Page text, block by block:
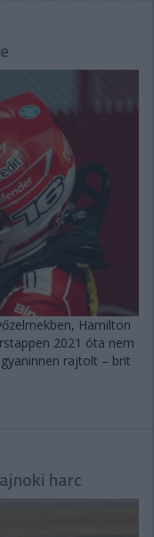
Hamilton
2021 óta nem
rajtolt – brit
harc